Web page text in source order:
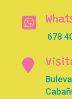

678
